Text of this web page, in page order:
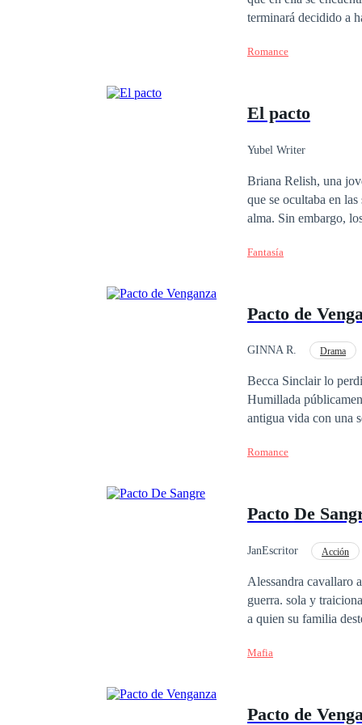
terminará decidido a hacerla suya. Pero hay dos problemas.
los que mandan, los omegas no
Romance
El pacto
Yubel Writer
Briana Relish, una
que se ocultaba en
alma. Sin embargo,
inimaginable llegaran
Fantasía
Pacto de
GINNA R. Drama
Becca Sinclair lo
Humillada
antigua vida con una sola
el padre de Becca
apariencias, Becca
Romance
Pacto De
JanEscritor Acción
Alessandra cavallaro
guerra. sola y
a quien su familia
otro por el pasado, o
Mafia
Pacto de